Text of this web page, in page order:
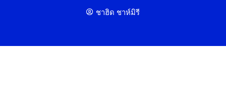
ชาฮิด ชาห์มิรี